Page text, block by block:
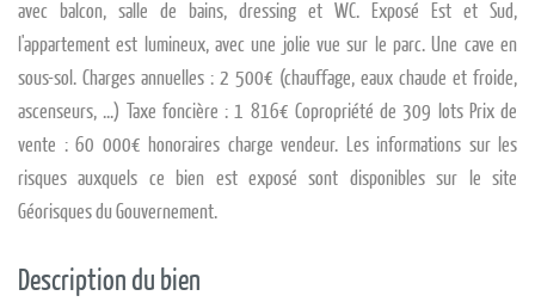
avec balcon, salle de bains, dressing et WC. Exposé Est et Sud,
l'appartement est lumineux, avec une jolie vue sur le parc. Une cave en
sous-sol. Charges annuelles : 2 500€ (chauffage, eaux chaude et froide,
ascenseurs, ...) Taxe foncière : 1 816€ Copropriété de 309 lots Prix de
vente : 60 000€ honoraires charge vendeur. Les informations sur les
risques auxquels ce bien est exposé sont disponibles sur le site
Géorisques du Gouvernement.
Description du bien